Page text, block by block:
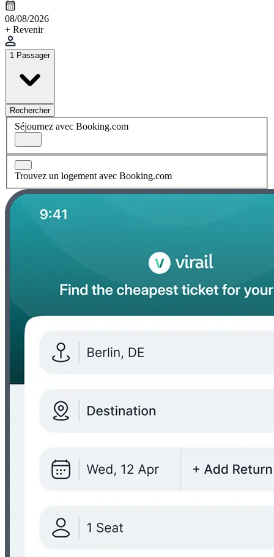
08/08/2026
+ Revenir
1 Passager
Rechercher
Séjournez avec Booking.com
Trouvez un logement avec Booking.com